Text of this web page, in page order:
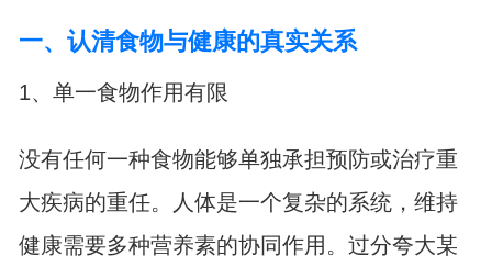
一、认清食物与健康的真实关系
1、单一食物作用有限
没有任何一种食物能够单独承担预防或治疗重
大疾病的重任。人体是一个复杂的系统，维持
健康需要多种营养素的协同作用。过分夸大某